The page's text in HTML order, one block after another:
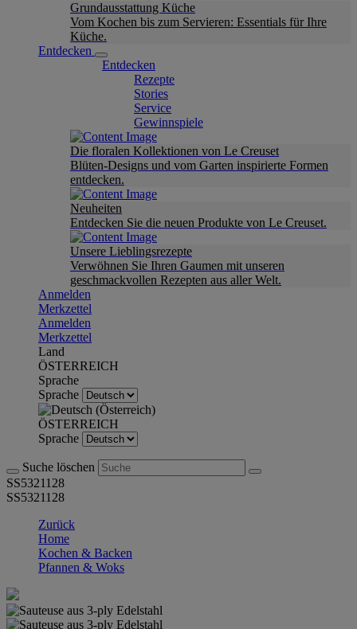
Grundausstattung Küche
Vom Kochen bis zum Servieren: Essentials für Ihre
Küche.
Entdecken
Entdecken
Rezepte
Stories
Service
Gewinnspiele
Die floralen Kollektionen von Le Creuset
Blüten-Designs und vom Garten inspirierte Formen
entdecken.
Neuheiten
Entdecken Sie die neuen Produkte von Le Creuset.
Unsere Lieblingsrezepte
Verwöhnen Sie Ihren Gaumen mit unseren
geschmackvollen Rezepten aus aller Welt.
Anmelden
Merkzettel
Anmelden
Merkzettel
Land
ÖSTERREICH
Sprache
Sprache
ÖSTERREICH
Sprache
Suche löschen
SS5321128
SS5321128
Zurück
Home
Kochen & Backen
Pfannen & Woks